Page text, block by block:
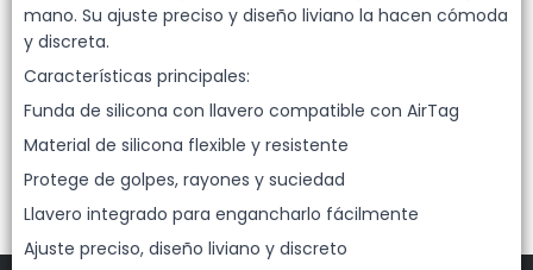
mano. Su ajuste preciso y diseño liviano la hacen cómoda
y discreta.
Características principales:
Funda de silicona con llavero compatible con AirTag
Material de silicona flexible y resistente
Protege de golpes, rayones y suciedad
Llavero integrado para engancharlo fácilmente
Ajuste preciso, diseño liviano y discreto